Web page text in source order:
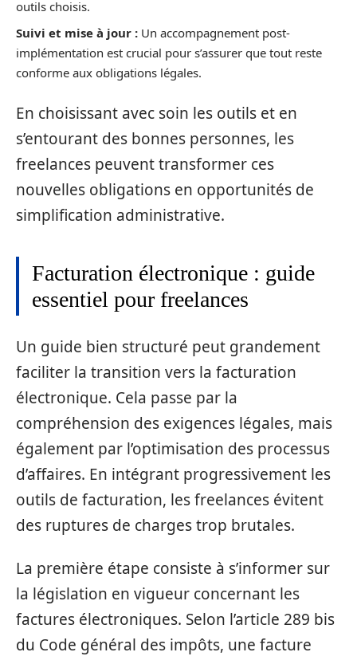
outils choisis.
Suivi et mise à jour : Un accompagnement post-
implémentation est crucial pour s’assurer que tout reste
conforme aux obligations légales.
En choisissant avec soin les outils et en
s’entourant des bonnes personnes, les
freelances peuvent transformer ces
nouvelles obligations en opportunités de
simplification administrative.
Facturation électronique : guide
essentiel pour freelances
Un guide bien structuré peut grandement
faciliter la transition vers la facturation
électronique. Cela passe par la
compréhension des exigences légales, mais
également par l’optimisation des processus
d’affaires. En intégrant progressivement les
outils de facturation, les freelances évitent
des ruptures de charges trop brutales.
La première étape consiste à s’informer sur
la législation en vigueur concernant les
factures électroniques. Selon l’article 289 bis
du Code général des impôts, une facture